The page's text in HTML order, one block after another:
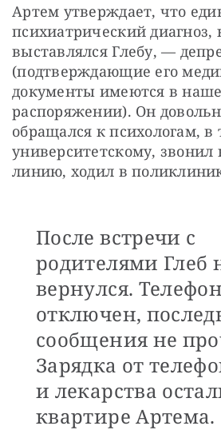
Артем утверждает, что
психиатрический диагноз,
выставлялся Глебу, —
(подтверждающие его
документы имеются в
распоряжении). Он
обращался к психологам, в
университетскому, звонил
линию, ходил в
После встречи с
родителями Глеб
вернулся. Телефон
отключен,
сообщения не
Зарядка от
и лекарства
квартире Артема.